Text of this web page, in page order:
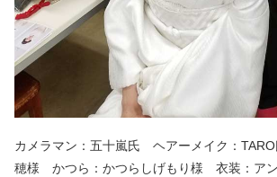
カメラマン：五十嵐氏 ヘアーメイク：
穂様 かつら：かつらしげもり様 衣装：ア